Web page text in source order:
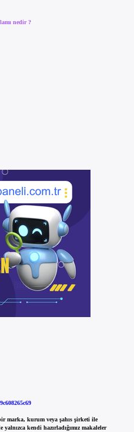
nedir ?
marka, kurum veya şahıs şirketi ile
kendi hazırladığımız makaleler